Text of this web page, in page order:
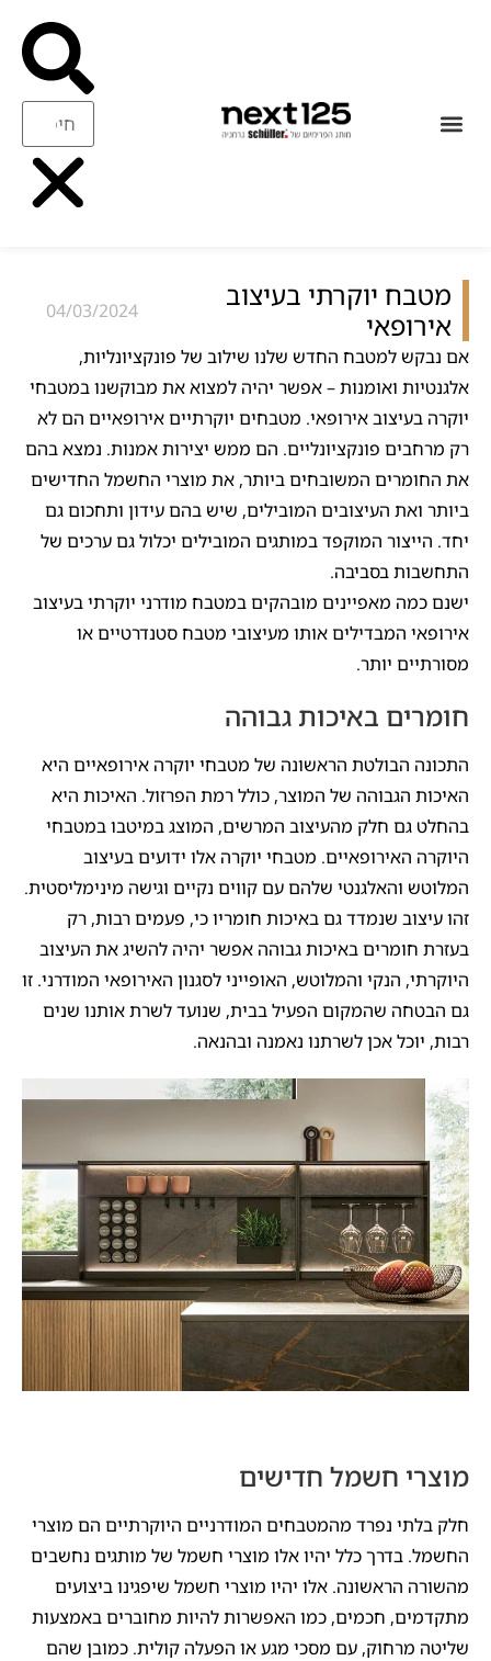
מטבח יוקרתי בעיצוב
אירופאי
04/03/2024
אם נבקש למטבח החדש שלנו שילוב של פונקציונליות,
אלגנטיות ואומנות – אפשר יהיה למצוא את מבוקשנו במטבחי
יוקרה בעיצוב אירופאי. מטבחים יוקרתיים אירופאיים הם לא
רק מרחבים פונקציונליים. הם ממש יצירות אמנות. נמצא בהם
את החומרים המשובחים ביותר, את מוצרי החשמל החדישים
ביותר ואת העיצובים המובילים, שיש בהם עידון ותחכום גם
יחד. הייצור המוקפד במותגים המובילים יכלול גם ערכים של
התחשבות בסביבה.
ישנם כמה מאפיינים מובהקים במטבח מודרני יוקרתי בעיצוב
אירופאי המבדילים אותו מעיצובי מטבח סטנדרטיים או
מסורתיים יותר.
חומרים באיכות גבוהה
התכונה הבולטת הראשונה של מטבחי יוקרה אירופאיים היא
האיכות הגבוהה של המוצר, כולל רמת הפרזול. האיכות היא
בהחלט גם חלק מהעיצוב המרשים, המוצג במיטבו במטבחי
היוקרה האירופאיים. מטבחי יוקרה אלו ידועים בעיצוב
המלוטש והאלגנטי שלהם עם קווים נקיים וגישה מינימליסטית.
זהו עיצוב שנמדד גם באיכות חומריו כי, פעמים רבות, רק
בעזרת חומרים באיכות גבוהה אפשר יהיה להשיג את העיצוב
היוקרתי, הנקי והמלוטש, האופייני לסגנון האירופאי המודרני. זו
גם הבטחה שהמקום הפעיל בבית, שנועד לשרת אותנו שנים
רבות, יוכל אכן לשרתנו נאמנה ובהנאה.
מוצרי חשמל חדישים
חלק בלתי נפרד מהמטבחים המודרניים היוקרתיים הם מוצרי
החשמל. בדרך כלל יהיו אלו מוצרי חשמל של מותגים נחשבים
מהשורה הראשונה. אלו יהיו מוצרי חשמל שיפגינו ביצועים
מתקדמים, חכמים, כמו האפשרות להיות מחוברים באמצעות
שליטה מרחוק, עם מסכי מגע או הפעלה קולית. כמובן שהם